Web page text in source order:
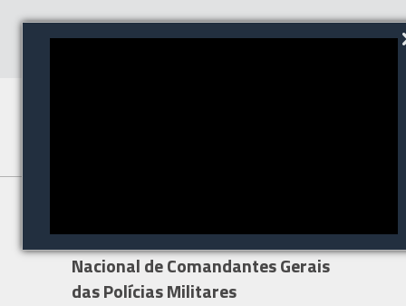
reunião anual do CNCG, Conselho
Nacional de Comandantes Gerais
das Polícias Militares